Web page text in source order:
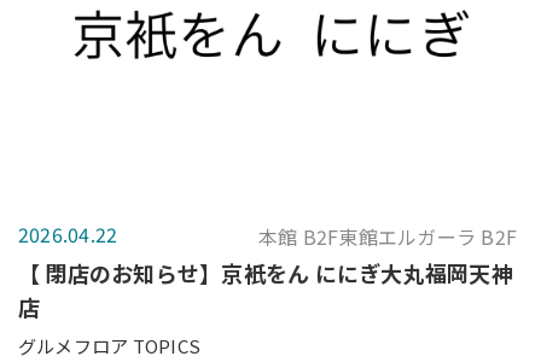
2026.04.22 本館 B2F東館エルガーラ B2F
【 閉店のお知らせ】京衹をん ににぎ大丸福岡天神
店
グルメフロア TOPICS